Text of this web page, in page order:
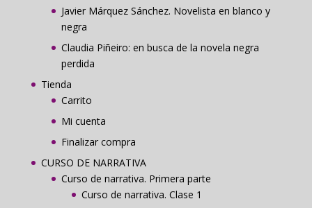
Javier Márquez Sánchez. Novelista en blanco y
negra
Claudia Piñeiro: en busca de la novela negra
perdida
Tienda
Carrito
Mi cuenta
Finalizar compra
CURSO DE NARRATIVA
Curso de narrativa. Primera parte
Curso de narrativa. Clase 1